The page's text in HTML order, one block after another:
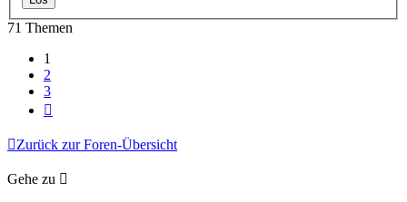
71 Themen
1
2
3
Zurück zur Foren-Übersicht
Gehe zu